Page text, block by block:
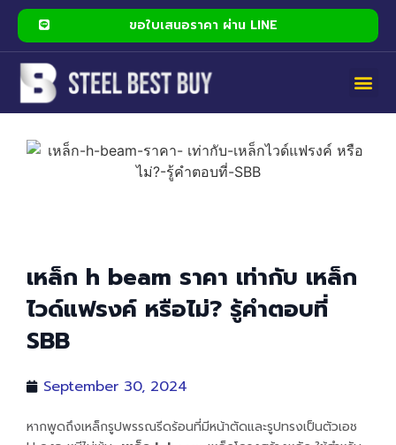
ขอใบเสนอราคา ผ่าน LINE
เหล็ก h beam ราคา เท่ากับ เหล็ก
ไวด์แฟรงค์ หรือไม่? รู้คำตอบที่
SBB
September 30, 2024
หากพูดถึงเหล็กรูปพรรณรีดร้อนที่มีหน้าตัดและรูปทรงเป็นตัวเอช